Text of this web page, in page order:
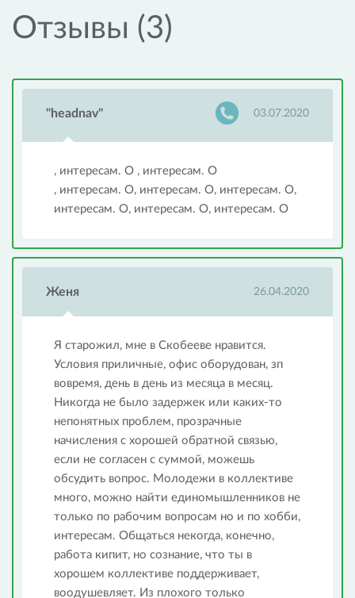
Отзывы (3)
"headnav" 03.07.2020
, интересам. О , интересам. О
, интересам. О, интересам. О, интересам. О,
интересам. О, интересам. О, интересам. О
Женя 26.04.2020
Я старожил, мне в Скобееве нравится.
Условия приличные, офис оборудован, зп
вовремя, день в день из месяца в месяц.
Никогда не было задержек или каких-то
непонятных проблем, прозрачные
начисления с хорошей обратной связью,
если не согласен с суммой, можешь
обсудить вопрос. Молодежи в коллективе
много, можно найти единомышленников не
только по рабочим вопросам но и по хобби,
интересам. Общаться некогда, конечно,
работа кипит, но сознание, что ты в
хорошем коллективе поддерживает,
воодушевляет. Из плохого только